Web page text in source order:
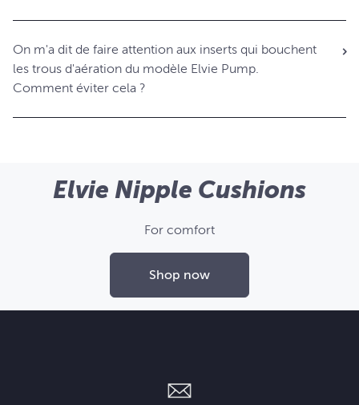
On m'a dit de faire attention aux inserts qui bouchent
les trous d'aération du modèle Elvie Pump.
Comment éviter cela ?
Elvie Nipple Cushions
For comfort
Shop now